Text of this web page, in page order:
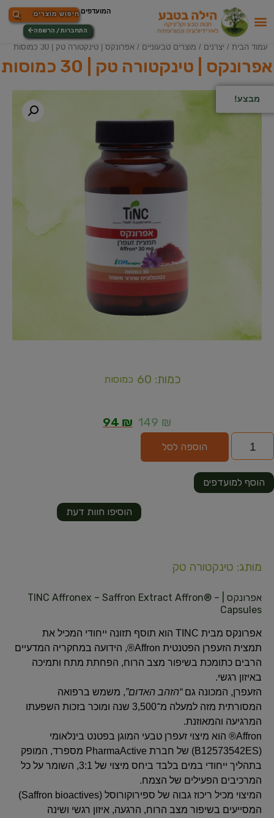
התחברות / הרשמה
עמוד הבית / יצרנים / מוצרים טבעוניים / אפרונקס | טינקטורה טק | 30 כמוסות
אפרונקס | טינקטורה טק | 30 כמוסות
מבצע!
כמות: 60 כמוסות
149 ₪
94 ₪
הוספה לסל
הוסיפו חוות דעת
הוסף למועדפים
מותג: טינקטורה טק
אפרונקס
| TINC Affronex – Saffron Extract Affron® –
Capsules
אפרונקס מבית TINC הוא תוסף תזונה ייחודי המכיל את
תמצית הזעפרן הפטנטית Affron®, הידועה במחקריה המדעיים
הרבים כתומכת בשיפור מצב הרוח, הפחתת מתח ותמיכה
באיזון רגשי.
הזעפרן, המכונה גם“הזהב האדום”, משמש ברפואה
המסורתית מזה למעלה מ־3,500 שנה ומוכר בזכות השפעתו
המרגיעה והמאוזנת.
Affron® הוא מיצוי זעפרן טבעי המוגן בפטנט בינלאומי
(B12573542ES) של חברת PharmaActive מספרד, המופק
בתהליך ייחודי במים בלבד ביחס מיצוי של 3:1, השומר על כל
המרכיבים הפעילים של הצמח.
המיצוי מכיל ריכוז גבוה של ספירוקורוסל (Saffron bioactives)
המסייעים בשיפור מצב הרוח, הרגעה, איזון רגשי ושינה